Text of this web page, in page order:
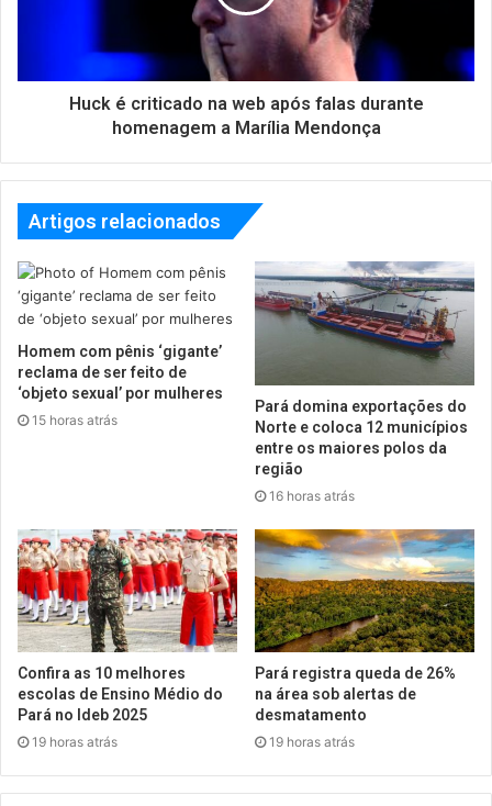
Huck é criticado na web após falas durante
homenagem a Marília Mendonça
Artigos relacionados
Homem com pênis ‘gigante’
reclama de ser feito de
‘objeto sexual’ por mulheres
15 horas atrás
Pará domina exportações do
Norte e coloca 12 municípios
entre os maiores polos da
região
16 horas atrás
Confira as 10 melhores
escolas de Ensino Médio do
Pará no Ideb 2025
19 horas atrás
Pará registra queda de 26%
na área sob alertas de
desmatamento
19 horas atrás